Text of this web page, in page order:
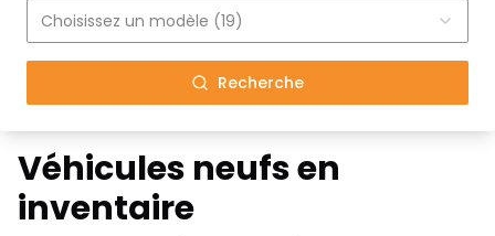
Choisissez un modèle (19)
Recherche
Véhicules neufs en
inventaire